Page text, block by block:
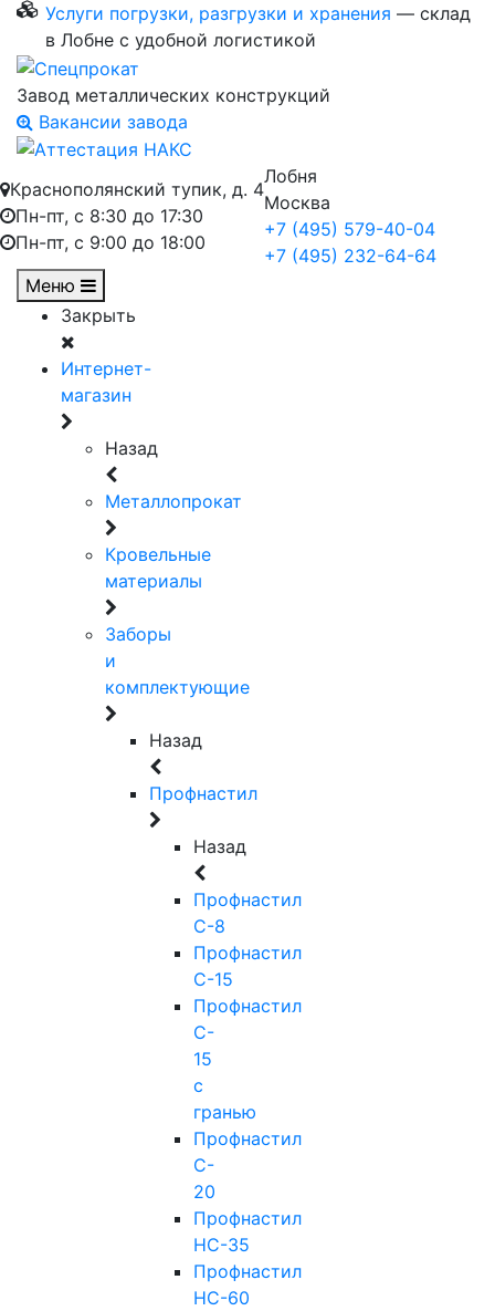
Услуги погрузки, разгрузки и хранения — склад
в Лобне с удобной логистикой
Завод металлических конструкций
Вакансии завода
Краснополянский тупик, д. 4
Пн-пт, с 8:30 до 17:30
Пн-пт, с 9:00 до 18:00
Лобня
Москва
+7 (495) 579-40-04
+7 (495) 232-64-64
Меню
Закрыть
Интернет-
магазин
Назад
Металлопрокат
Кровельные
материалы
Заборы
и
комплектующие
Назад
Профнастил
Назад
Профнастил
С-8
Профнастил
С-15
Профнастил
C-
15
с
гранью
Профнастил
C-
20
Профнастил
НС-35
Профнастил
НС-60